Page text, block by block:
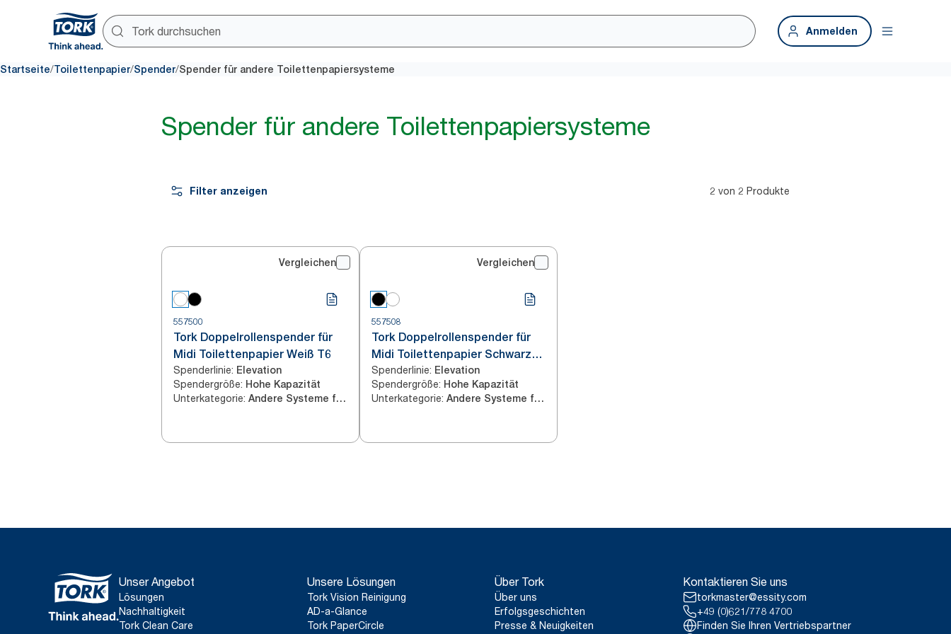
Anmelden
Startseite/Toilettenpapier/Spender/Spender für andere Toilettenpapiersysteme
Spender für andere Toilettenpapiersysteme
Filter anzeigen 2 von 2 Produkte
Vergleichen
557500
Tork Doppelrollenspender für
Midi Toilettenpapier Weiß T6
Spenderlinie: Elevation
Spendergröße: Hohe Kapazität
Unterkategorie: Andere Systeme für Toilettenpapier
Vergleichen
557508
Tork Doppelrollenspender für
Midi Toilettenpapier Schwarz
T6
Spenderlinie: Elevation
Spendergröße: Hohe Kapazität
Unterkategorie: Andere Systeme für Toilettenpapier
Unser Angebot
Lösungen
Nachhaltigkeit
Tork Clean Care
Unsere Lösungen
Tork Vision Reinigung
AD-a-Glance
Tork PaperCircle
Über Tork
Über uns
Erfolgsgeschichten
Presse & Neuigkeiten
Kontaktieren Sie uns
torkmaster@essity.com
+49 (0)621/778 4700
Finden Sie Ihren Vertriebspartner